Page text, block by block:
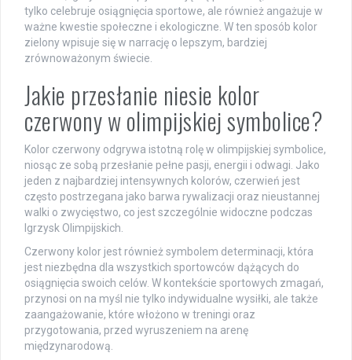
tylko celebruje osiągnięcia sportowe, ale również angażuje w
ważne kwestie społeczne i ekologiczne. W ten sposób kolor
zielony wpisuje się w narrację o lepszym, bardziej
zrównoważonym świecie.
Jakie przesłanie niesie kolor
czerwony w olimpijskiej symbolice?
Kolor czerwony odgrywa istotną rolę w olimpijskiej symbolice,
niosąc ze sobą przesłanie pełne pasji, energii i odwagi. Jako
jeden z najbardziej intensywnych kolorów, czerwień jest
często postrzegana jako barwa rywalizacji oraz nieustannej
walki o zwycięstwo, co jest szczególnie widoczne podczas
Igrzysk Olimpijskich.
Czerwony kolor jest również symbolem determinacji, która
jest niezbędna dla wszystkich sportowców dążących do
osiągnięcia swoich celów. W kontekście sportowych zmagań,
przynosi on na myśl nie tylko indywidualne wysiłki, ale także
zaangażowanie, które włożono w treningi oraz
przygotowania, przed wyruszeniem na arenę
międzynarodową.